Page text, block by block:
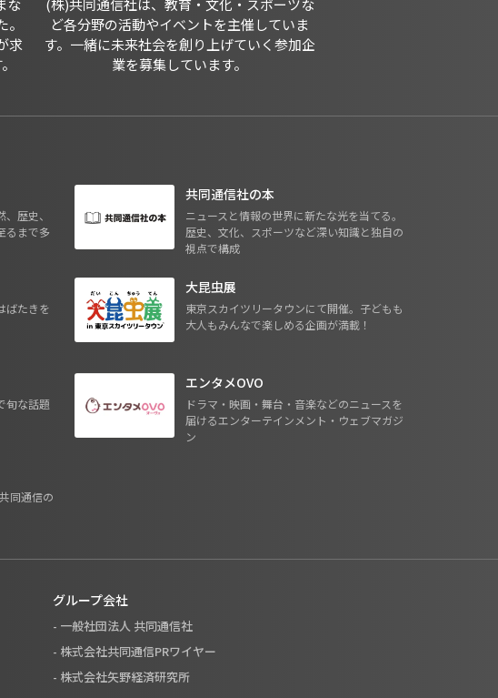
求
ど各分野の活動やイベントを主催していま
す。一緒に未来社会を創り上げていく参加企
業を募集しています。
歴史、
るまで多
共同通信社の本
ニュースと情報の世界に新たな光を当てる。
歴史、文化、スポーツなど深い知識と独自の
視点で構成
ばたきを
大昆虫展
東京スカイツリータウンにて開催。子どもも
大人もみんなで楽しめる企画が満載！
旬な話題
エンタメOVO
ドラマ・映画・舞台・音楽などのニュースを
届けるエンターテインメント・ウェブマガジ
ン
同通信の
グループ会社
- 一般社団法人 共同通信社
- 株式会社共同通信PRワイヤー
- 株式会社矢野経済研究所